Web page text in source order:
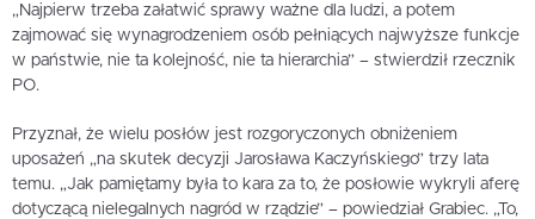
„Najpierw trzeba załatwić sprawy ważne dla ludzi, a potem
zajmować się wynagrodzeniem osób pełniących najwyższe funkcje
w państwie, nie ta kolejność, nie ta hierarchia” – stwierdził rzecznik
PO.
Przyznał, że wielu posłów jest rozgoryczonych obniżeniem
uposażeń „na skutek decyzji Jarosława Kaczyńskiego” trzy lata
temu. „Jak pamiętamy była to kara za to, że posłowie wykryli aferę
dotyczącą nielegalnych nagród w rządzie” – powiedział Grabiec. „To,